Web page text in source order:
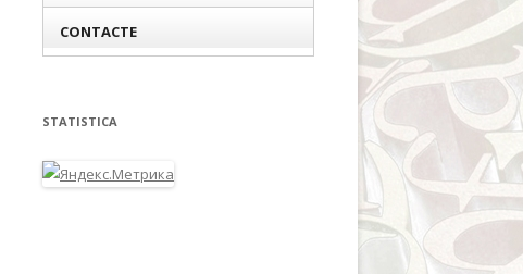
CONTACTE
STATISTICA